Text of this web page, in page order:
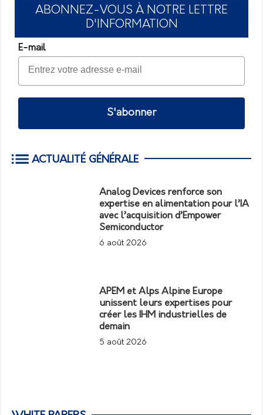
ABONNEZ-VOUS À NOTRE LETTRE
D'INFORMATION
E-mail
S'abonner
ACTUALITÉ GÉNÉRALE
Analog Devices renforce son
expertise en alimentation pour l’IA
avec l’acquisition d’Empower
Semiconductor
6 août 2026
APEM et Alps Alpine Europe
unissent leurs expertises pour
créer les IHM industrielles de
demain
5 août 2026